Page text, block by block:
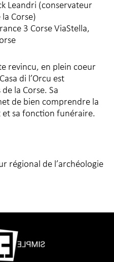
Leandri (conservateur
Corse)
3 Corse ViaStella,
revincu, en plein coeur
di l’Orcu est
la Corse. Sa
de bien comprendre la
sa fonction funéraire.
régional de l’archéologie